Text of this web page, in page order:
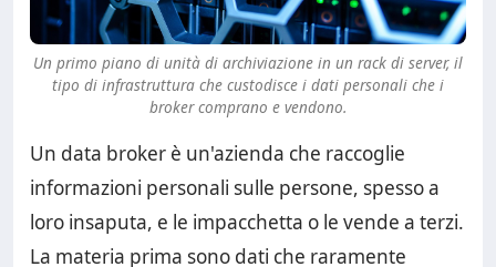
Un primo piano di unità di archiviazione in un rack di server, il
tipo di infrastruttura che custodisce i dati personali che i
broker comprano e vendono.
Un data broker è un'azienda che raccoglie
informazioni personali sulle persone, spesso a
loro insaputa, e le impacchetta o le vende a terzi.
La materia prima sono dati che raramente